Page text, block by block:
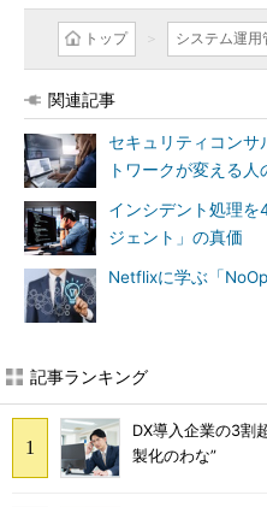
トップ システム運用
関連記事
セキュリティコン
トワークが変える人
インシデント処理
ジェント」の真価
Netflixに学ぶ「
記事ランキング
DX導入企業の3割
製化のわな”